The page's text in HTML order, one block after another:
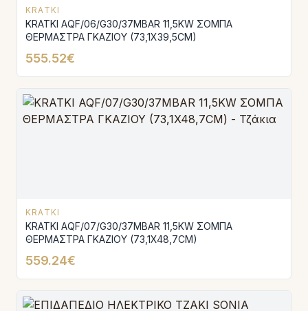
KRATKI
KRATKI AQF/06/G30/37MBAR 11,5KW ΣΟΜΠΑ
ΘΕΡΜΑΣΤΡΑ ΓΚΑΖΙΟΥ (73,1X39,5CM)
555.52€
KRATKI
KRATKI AQF/07/G30/37MBAR 11,5KW ΣΟΜΠΑ
ΘΕΡΜΑΣΤΡΑ ΓΚΑΖΙΟΥ (73,1X48,7CM)
559.24€